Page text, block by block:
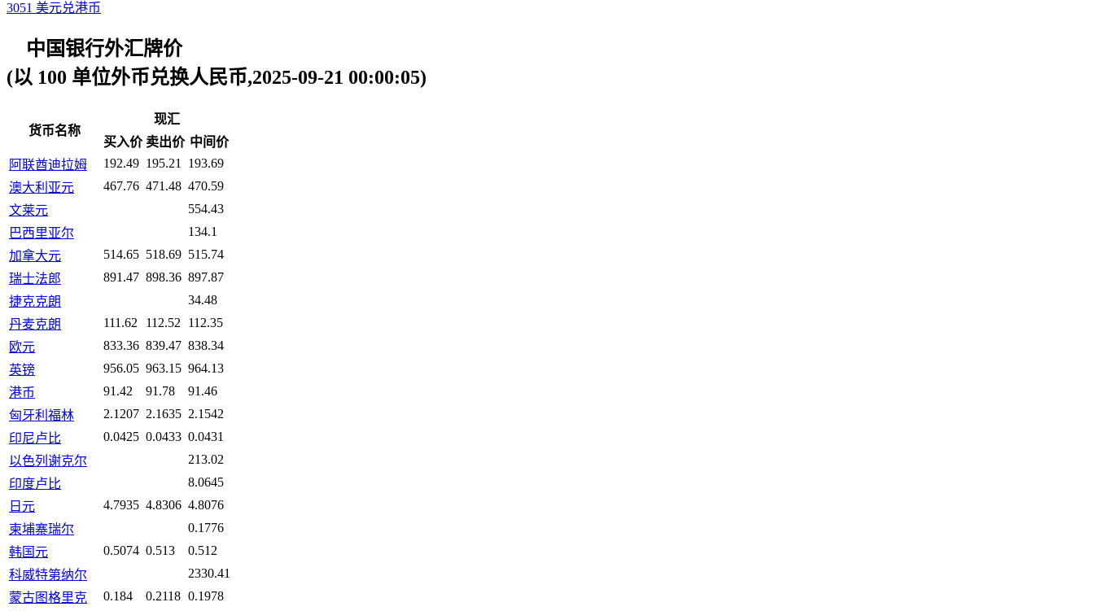
3051 美元兑港币
中国银行外汇牌价
(以 100 单位外币兑换人民币,2025-09-21 00:00:05)
货币名称
现汇
买入价 卖出价 中间价
阿联酋迪拉姆
192.49 195.21
193.69
澳大利亚元
467.76 471.48 470.59
文莱元
554.43
巴西里亚尔
134.1
加拿大元
514.65 518.69 515.74
瑞士法郎
891.47 898.36 897.87
捷克克朗
34.48
丹麦克朗
111.62 112.52
112.35
欧元
833.36 839.47 838.34
英镑
956.05 963.15 964.13
港币
91.42 91.78
91.46
匈牙利福林
2.1207 2.1635 2.1542
印尼卢比
0.0425 0.0433 0.0431
以色列谢克尔
213.02
印度卢比
8.0645
日元
4.7935 4.8306 4.8076
柬埔寨瑞尔
0.1776
韩国元
0.5074 0.513
0.512
科威特第纳尔
2330.41
蒙古图格里克
0.184 0.2118 0.1978